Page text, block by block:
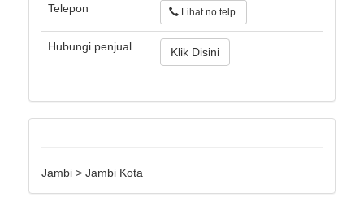
Telepon Lihat no telp.
Hubungi penjual Klik Disini
Jambi > Jambi Kota